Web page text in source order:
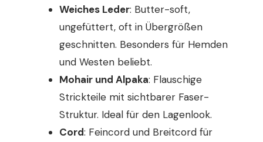
Weiches Leder: Butter-soft,
ungefüttert, oft in Übergrößen
geschnitten. Besonders für Hemden
und Westen beliebt.
Mohair und Alpaka: Flauschige
Strickteile mit sichtbarer Faser-
Struktur. Ideal für den Lagenlook.
Cord: Feincord und Breitcord für